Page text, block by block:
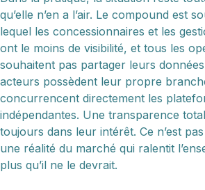
qu’elle n’en a l’air. Le compound est
lequel les concessionnaires et les
ont le moins de visibilité, et tous les
souhaitent pas partager leurs
acteurs possèdent leur propre
concurrencent directement les
indépendantes. Une transparence
toujours dans leur intérêt. Ce n’est
une réalité du marché qui ralentit
plus qu’il ne le devrait.